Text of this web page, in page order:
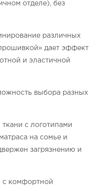
отделе), без
различных
дает эффект
и эластичной
выбора разных
с логотипами
на сомье и
загрязнению и
комфортной